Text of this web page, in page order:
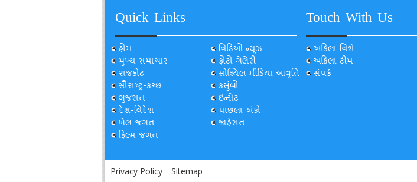
Quick Links
હોમ
મુખ્ય સમાચાર
રાજકોટ
સૌરાષ્ટ્ર-કચ્છ
ગુજરાત
દેશ-વિદેશ
ખેલ-જગત
ફિલ્મ જગત
વિડિઓ ન્યૂઝ
ફોટો ગેલેરી
સોશ્યિલ મીડિયા આવૃત્તિ
કસુંબો...
ઇન્સેટ
પાછલા અંકો
જાહેરાત
Touch With Us
અકિલા વિશે
અકિલા ટીમ
સંપર્ક
Privacy Policy Sitemap